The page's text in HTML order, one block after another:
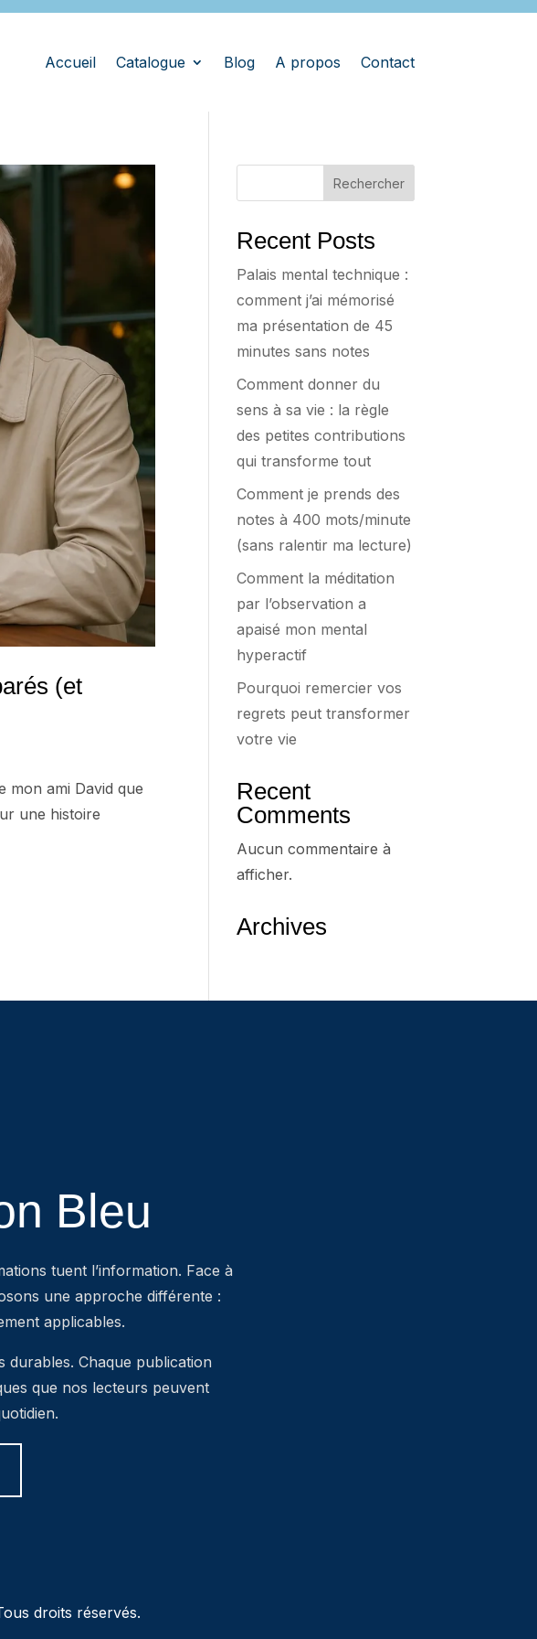
Accueil Catalogue Blog A propos Contact
(et
mon ami David que
une histoire
Rechercher
Recent Posts
Palais mental technique :
comment j’ai mémorisé
ma présentation de 45
minutes sans notes
Comment donner du
sens à sa vie : la règle
des petites contributions
qui transforme tout
Comment je prends des
notes à 400 mots/minute
(sans ralentir ma lecture)
Comment la méditation
par l’observation a
apaisé mon mental
hyperactif
Pourquoi remercier vos
regrets peut transformer
votre vie
Recent
Comments
Aucun commentaire à
afficher.
Archives
Bleu
tuent l’information. Face à
une approche différente :
applicables.
durables. Chaque publication
que nos lecteurs peuvent
droits réservés.